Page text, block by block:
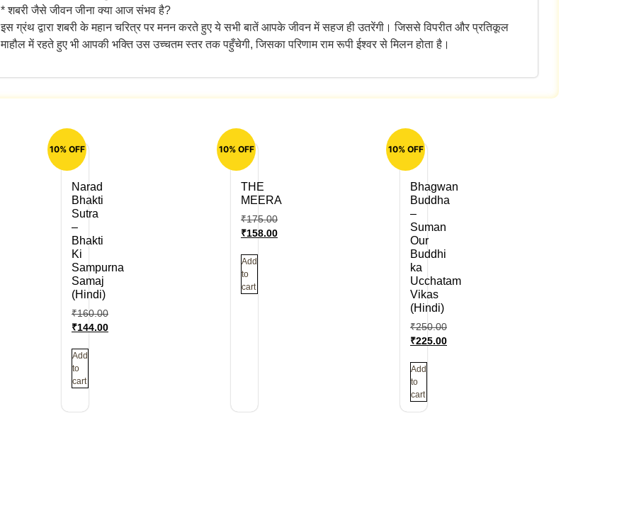
* शबरी जैसे जीवन जीना क्या आज संभव है?
इस ग्रंथ द्वारा शबरी के महान चरित्र पर मनन करते हुए ये सभी बातें आपके जीवन में सहज ही उतरेंगी। जिससे विपरीत और प्रतिकूल
माहौल में रहते हुए भी आपकी भक्ति उस उच्चतम स्तर तक पहुँचेगी, जिसका परिणाम राम रूपी ईश्वर से मिलन होता है।
10% OFF
Narad
Bhakti
Sutra
–
Bhakti
Ki
Sampurna
Samaj
(Hindi)
₹160.00
₹144.00
Add
to
cart
10% OFF
THE
MEERA
₹175.00
₹158.00
Add
to
cart
10% OFF
Bhagwan
Buddha
–
Suman
Our
Buddhi
ka
Ucchatam
Vikas
(Hindi)
₹250.00
₹225.00
Add
to
cart